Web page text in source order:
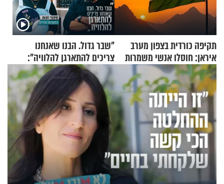
תקיפה כורדית בצפון מערב
איראן: חוסלו אנשי משמרות
המהפכה
"שבר גדול. הבנו שאנחנו
צריכים להתארגן להלוויה":
זוגיות במבחן, הפעם עם מרים
וגד דנינו